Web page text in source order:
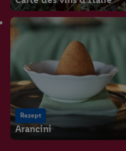
Rezept
Arancini